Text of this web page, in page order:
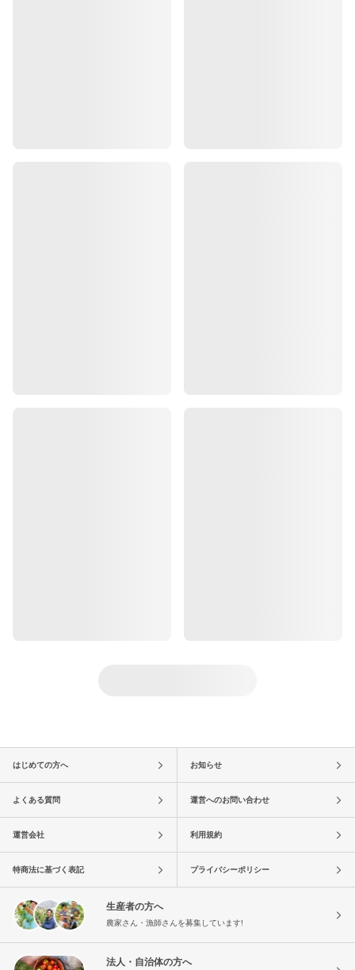
はじめての方へ お知らせ
よくある質問 運営へのお問い合わせ
運営会社 利用規約
特商法に基づく表記 プライバシーポリシー
生産者の方へ
農家さん・漁師さんを募集しています!
法人・自治体の方へ